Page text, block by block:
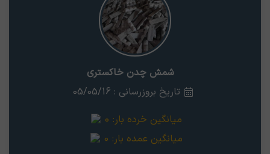
شمش چدن خاکستری
تاریخ بروزرسانی : 05/05/16
میانگین خرده بار: 0
میانگین عمده بار: 0